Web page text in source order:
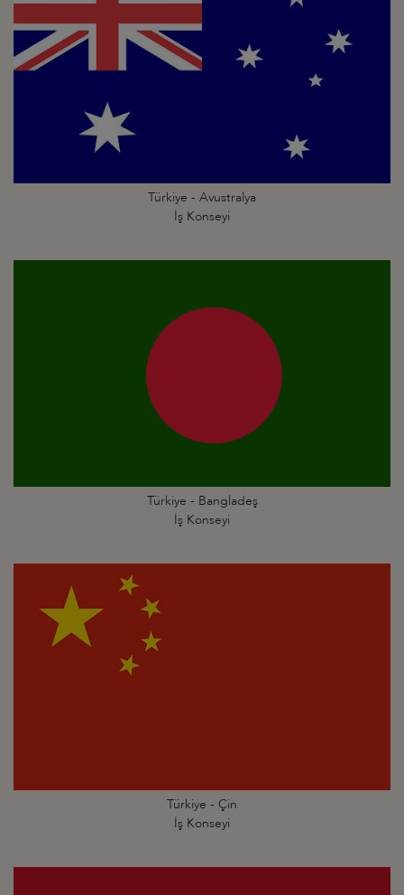
Türkiye - Avustralya
İş Konseyi
Türkiye - Bangladeş
İş Konseyi
Türkiye - Çin
İş Konseyi